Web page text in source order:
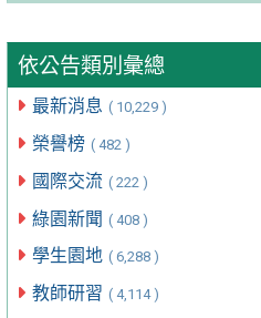
依公告類別彙總
最新消息 ( 10,229 )
榮譽榜 ( 482 )
國際交流 ( 222 )
綠園新聞 ( 408 )
學生園地 ( 6,288 )
教師研習 ( 4,114 )